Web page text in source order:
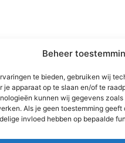
Beheer
te bieden, gebruiken wij
je apparaat op te slaan en/of te
kunnen wij gegevens
Als je geen toestemming
invloed hebben op bepaalde